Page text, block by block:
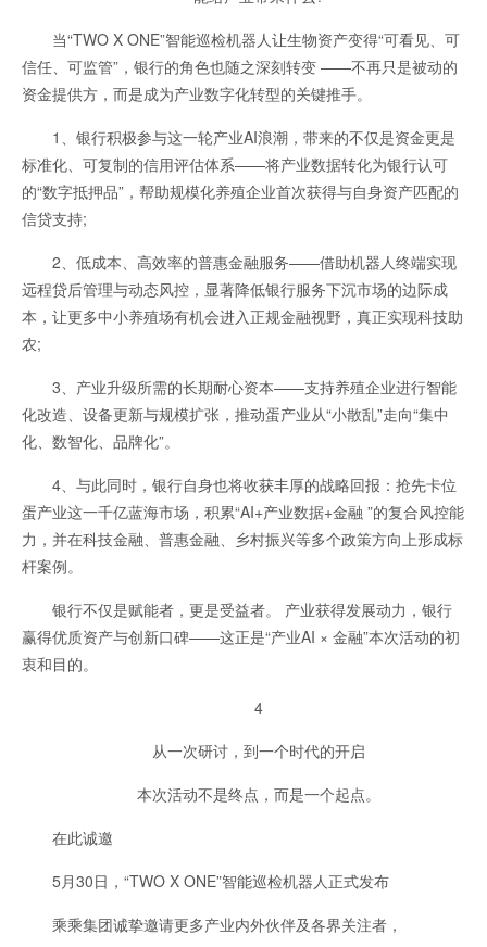
当“TWO X ONE”智能巡检机器人让生物资产变得“可看见、可
信任、可监管”，银行的角色也随之深刻转变 ——不再只是被动的
资金提供方，而是成为产业数字化转型的关键推手。
1、银行积极参与这一轮产业AI浪潮，带来的不仅是资金更是
标准化、可复制的信用评估体系——将产业数据转化为银行认可
的“数字抵押品”，帮助规模化养殖企业首次获得与自身资产匹配的
信贷支持;
2、低成本、高效率的普惠金融服务——借助机器人终端实现
远程贷后管理与动态风控，显著降低银行服务下沉市场的边际成
本，让更多中小养殖场有机会进入正规金融视野，真正实现科技助
农;
3、产业升级所需的长期耐心资本——支持养殖企业进行智能
化改造、设备更新与规模扩张，推动蛋产业从“小散乱”走向“集中
化、数智化、品牌化”。
4、与此同时，银行自身也将收获丰厚的战略回报：抢先卡位
蛋产业这一千亿蓝海市场，积累“AI+产业数据+金融 ”的复合风控能
力，并在科技金融、普惠金融、乡村振兴等多个政策方向上形成标
杆案例。
银行不仅是赋能者，更是受益者。 产业获得发展动力，银行
赢得优质资产与创新口碑——这正是“产业AI × 金融”本次活动的初
衷和目的。
4
从一次研讨，到一个时代的开启
本次活动不是终点，而是一个起点。
在此诚邀
5月30日，“TWO X ONE”智能巡检机器人正式发布
乘乘集团诚挚邀请更多产业内外伙伴及各界关注者，